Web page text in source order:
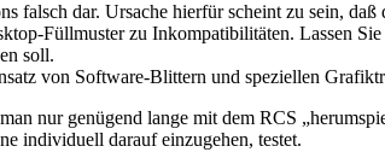
falsch dar. Ursache hierfür scheint zu sein,
Füllmuster zu Inkompatibilitäten. Lassen
soll.
von Software-Blittern und speziellen
nur genügend lange mit dem RCS
individuell darauf einzugehen, testet.